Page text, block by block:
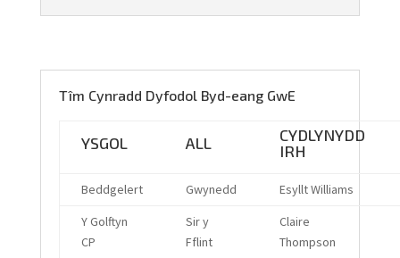
Tîm Cynradd Dyfodol Byd-eang GwE
YSGOL ALL
CYDLYNYDD
IRH
Beddgelert Gwynedd
Esyllt Williams
Y Golftyn
CP
Sir y
Fflint
Claire
Thompson